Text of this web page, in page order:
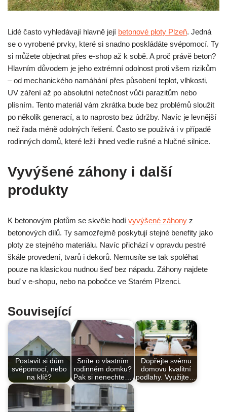
Lidé často vyhledávají hlavně její betonové ploty Plzeň. Jedná
se o vyrobené prvky, které si snadno poskládáte svépomocí. Ty
si můžete objednat přes e-shop až k sobě. A proč právě beton?
Hlavním důvodem je jeho extrémní odolnost proti všem rizikům
– od mechanického namáhání přes působení teplot, vlhkosti,
UV záření až po absolutní netečnost vůči parazitům nebo
plísním. Tento materiál vám zkrátka bude bez problémů sloužit
po několik generací, a to naprosto bez údržby. Navíc je levnější
než řada méně odolných řešení. Často se používá i v případě
rodinných domů, které leží ihned vedle rušné a hlučné silnice.
Vyvýšené záhony i další
produkty
K betonovým plotům se skvěle hodí vyvýšené záhony z
betonových dílů. Ty samozřejmě poskytují stejné benefity jako
ploty ze stejného materiálu. Navíc přichází v opravdu pestré
škále provedení, tvarů i dekorů. Nemusíte se tak spoléhat
pouze na klasickou nudnou šeď bez nápadu. Záhony najdete
buď v e-shopu, nebo na pobočce ve Starém Plzenci.
Související
Postavit si dům
svépomocí, nebo
na klíč?
Sníte o vlastním
rodinném domku?
Pak si nenechte…
Dopřejte svému
domovu kvalitní
podlahy. Využijte…